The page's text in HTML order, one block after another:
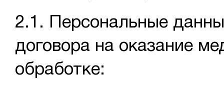
2.1. Персональные
договора на оказание
обработке: